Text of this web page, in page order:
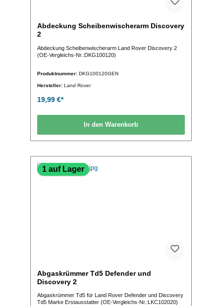
Abdeckung Scheibenwischerarm Discovery
2
Abdeckung Scheibenwischerarm Land Rover Discovery 2
(OE-Vergleichs-Nr.:DKG100120)
Produktnummer: DKG100120GEN
Hersteller: Land Rover
19,99 €*
In den Warenkorb
1 auf Lager
Abgaskrümmer Td5 Defender und
Discovery 2
Abgaskrümmer Td5 für Land Rover Defender und Discovery
Td5 Marke Erstausstatter (OE-Vergleichs-Nr.:LKC102020)